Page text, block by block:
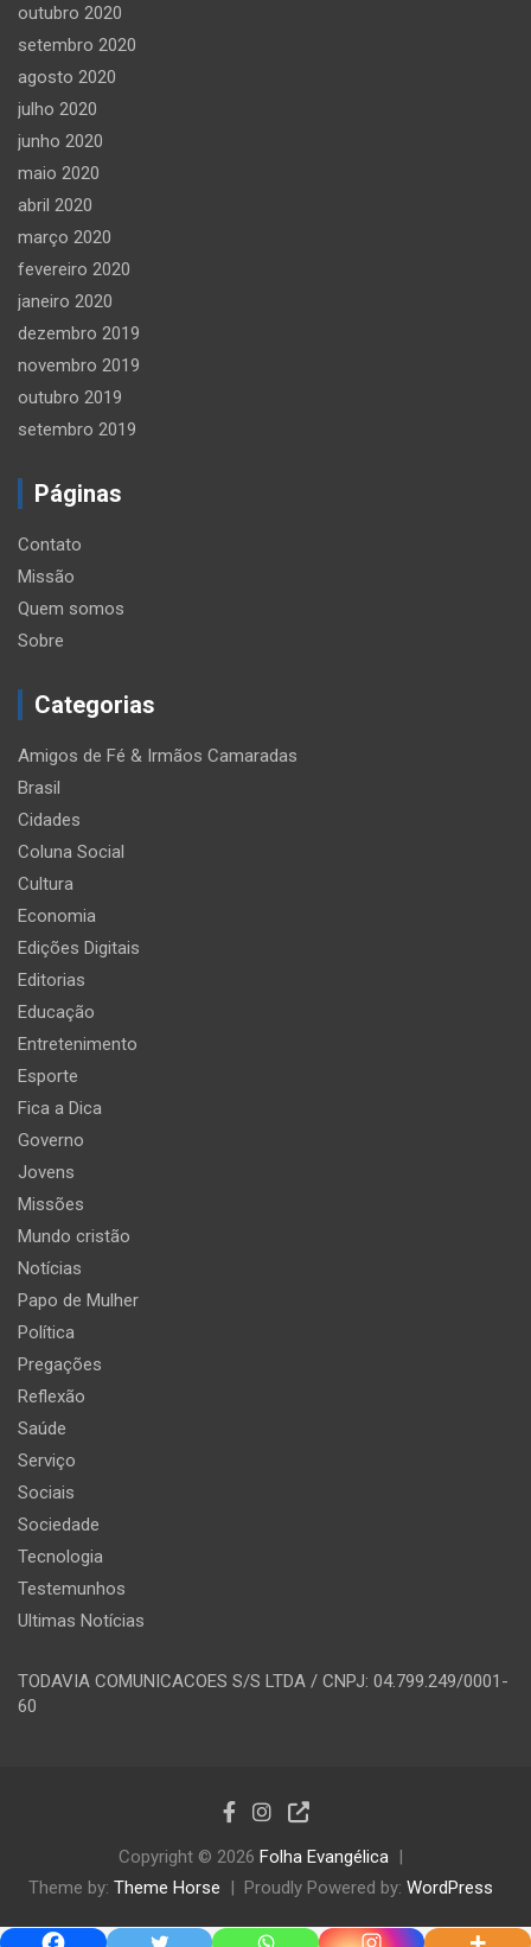
outubro 2020
setembro 2020
agosto 2020
julho 2020
junho 2020
maio 2020
abril 2020
março 2020
fevereiro 2020
janeiro 2020
dezembro 2019
novembro 2019
outubro 2019
setembro 2019
Páginas
Contato
Missão
Quem somos
Sobre
Categorias
Amigos de Fé & Irmãos Camaradas
Brasil
Cidades
Coluna Social
Cultura
Economia
Edições Digitais
Editorias
Educação
Entretenimento
Esporte
Fica a Dica
Governo
Jovens
Missões
Mundo cristão
Notícias
Papo de Mulher
Política
Pregações
Reflexão
Saúde
Serviço
Sociais
Sociedade
Tecnologia
Testemunhos
Ultimas Notícias
TODAVIA COMUNICACOES S/S LTDA / CNPJ: 04.799.249/0001-
60
Copyright © 2026 Folha Evangélica
Theme by: Theme Horse Proudly Powered by: WordPress